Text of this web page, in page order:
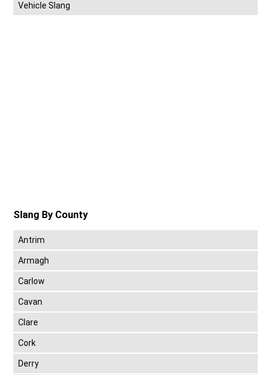
Vehicle Slang
Slang By County
Antrim
Armagh
Carlow
Cavan
Clare
Cork
Derry